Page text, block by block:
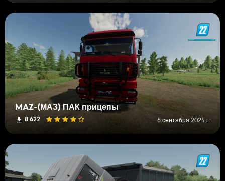
MAZ-(МАЗ) ПАК прицепы
8 622 6 сентября 2024 г.